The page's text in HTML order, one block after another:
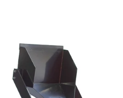
Nye Wee produkter
Tilbud
Lagertømming